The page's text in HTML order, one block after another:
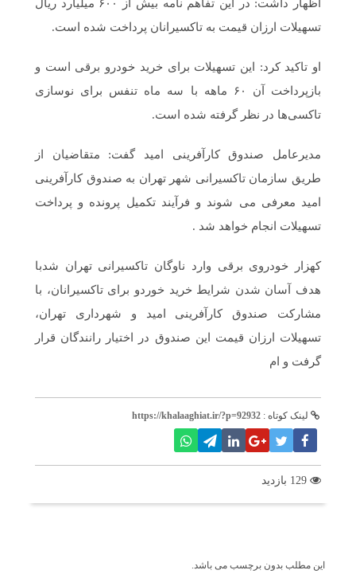
اظهار داشت: در این تفاهم نامه بیش از ۶۰۰ میلیارد ریال
تسهیلات ارزان قیمت به تاکسیرانان پرداخت شده است.
او تاکید کرد: این تسهیلات برای خرید خودرو برقی است و
بازپرداخت آن ۶۰ ماهه با سه ماه تنفس برای نوسازی
تاکسی‌ها در نظر گرفته شده است.
مدیرعامل صندوق کارآفرینی امید گفت: متقاضیان از
طریق سازمان تاکسیرانی شهر تهران به صندوق کارآفرینی
امید معرفی می شوند و فرآیند تکمیل پرونده و پرداخت
تسهیلات انجام خواهد شد .
کهزار خودروی برقی وارد ناوگان تاکسیرانی تهران شدبا
هدف آسان شدن شرایط خرید خوردو برای تاکسیرانان، با
مشارکت صندوق کارآفرینی امید و شهرداری تهران،
تسهیلات ارزان قیمت این صندوق در اختیار رانندگان قرار
گرفت و ام
لینک کوتاه : https://khalaaghiat.ir/?p=92932
این مطلب بدون برچسب می باشد.